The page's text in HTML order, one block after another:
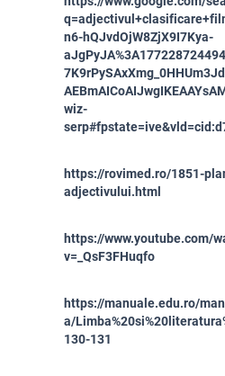
n6-hQJvdOjW8ZjX9I7Kya-
wiz-
https://rovimed.ro/1851-
adjectivului.html
https://www.youtube.com/
v=_QsF3FHuqfo
https://manuale.edu.ro/
a/
130-131